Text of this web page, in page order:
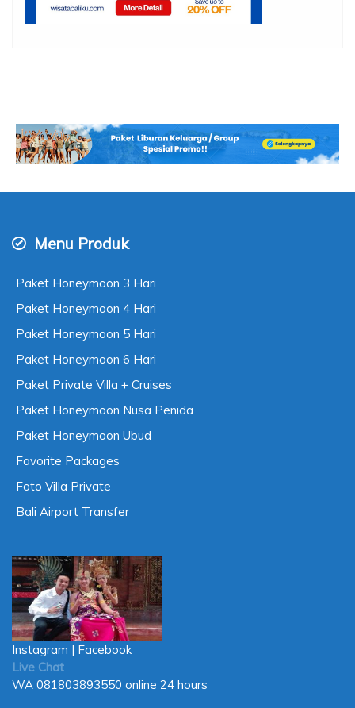
Menu Produk
Paket Honeymoon 3 Hari
Paket Honeymoon 4 Hari
Paket Honeymoon 5 Hari
Paket Honeymoon 6 Hari
Paket Private Villa + Cruises
Paket Honeymoon Nusa Penida
Paket Honeymoon Ubud
Favorite Packages
Foto Villa Private
Bali Airport Transfer
Instagram | Facebook
Live Chat
WA 081803893550 online 24 hours